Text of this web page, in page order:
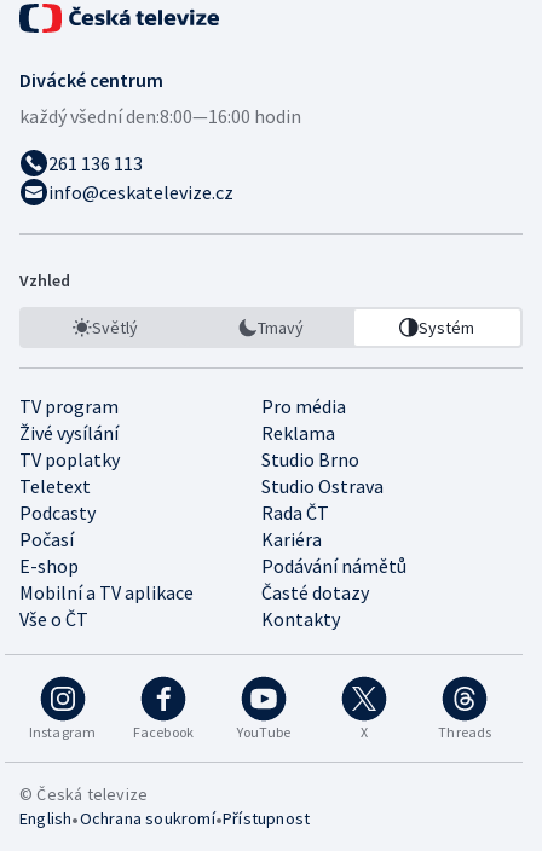
Divácké centrum
každý všední den:8:00—16:00 hodin
261 136 113
info@ceskatelevize.cz
Vzhled
Světlý Tmavý Systém
TV program
Pro média
Živé vysílání
Reklama
TV poplatky
Studio Brno
Teletext
Studio Ostrava
Podcasty
Rada ČT
Počasí
Kariéra
E-shop
Podávání námětů
Mobilní a TV aplikace
Časté dotazy
Vše o ČT
Kontakty
Instagram Facebook YouTube X Threads
© Česká televize
English•Ochrana soukromí•Přístupnost